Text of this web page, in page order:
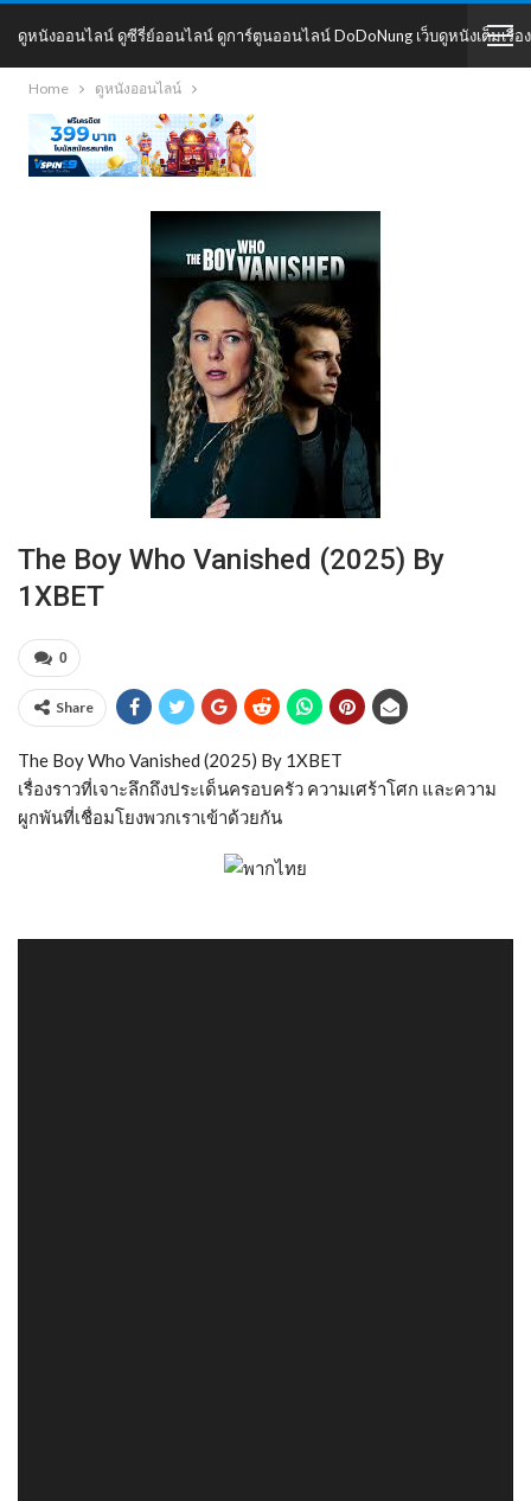
ดูหนังออนไลน์ ดูซีรี่ย์ออนไลน์ ดูการ์ตูนออนไลน์ DoDoNung เว็บดูหนังเต็มเรื่อง
DoDoNung
Home ดูหนังออนไลน์
The Boy Who Vanished (2025) By
1XBET
0
Share
The Boy Who Vanished (2025) By 1XBET
เรื่องราวที่เจาะลึกถึงประเด็นครอบครัว ความเศร้าโศก และความ
ผูกพันที่เชื่อมโยงพวกเราเข้าด้วยกัน